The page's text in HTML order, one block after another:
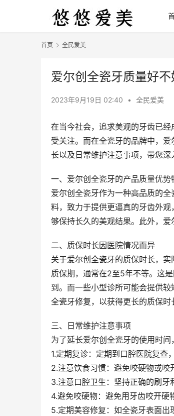
首页 全民爱美
爱尔创全瓷牙质量好
2023年9月19日 02:40 • 全民爱美
在当今社会，追求美观的牙齿已
受关注。而在全瓷牙的品牌中，
长以及日常维护注意事项，带您深
一、爱尔创全瓷牙的产品质量优势
爱尔创全瓷牙作为一种高品质的
料，致力于提供更逼真的牙齿外
够保持长久的美观结果。此外，
二、质保时长因医院情况而异
关于爱尔创全瓷牙的质保时长，
质保期，通常在2至5年不等。这
到。而一些小型诊所可能会提供
全瓷牙修复，以获得更长的质保时
三、日常维护注意事项
为了延长爱尔创全瓷牙的使用时间
1.定期复诊：定期到口腔医院复查
2.注意饮食习惯：避免咬硬物或咬
3.注意口腔卫生：坚持正确的刷牙
4.避免咬硬物：避免用牙齿咬开硬
5.定期美容修复：如全瓷牙表面出